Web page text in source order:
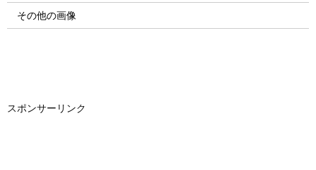
その他の画像
スポンサーリンク